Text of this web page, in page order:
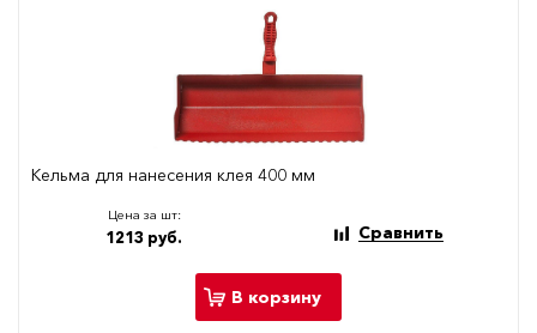
Кельма для нанесения клея 400 мм
Цена за шт:
1213 руб. Сравнить
В корзину